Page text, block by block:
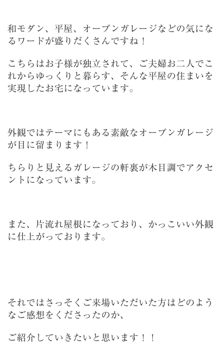
和モダン、平屋、オープンガレージなどの気にな
るワードが盛りだくさんですね！
こちらはお子様が独立されて、ご夫婦お二人でこ
れからゆっくりと暮らす、そんな平屋の住まいを
実現したお宅になっています。
外観ではテーマにもある素敵なオープンガレージ
が目に留まります！
ちらりと見えるガレージの軒裏が木目調でアクセ
ントになっています。
また、片流れ屋根になっており、かっこいい外観
に仕上がっております。
それではさっそくご来場いただいた方はどのよう
なご感想をくださったのか、
ご紹介していきたいと思います！！